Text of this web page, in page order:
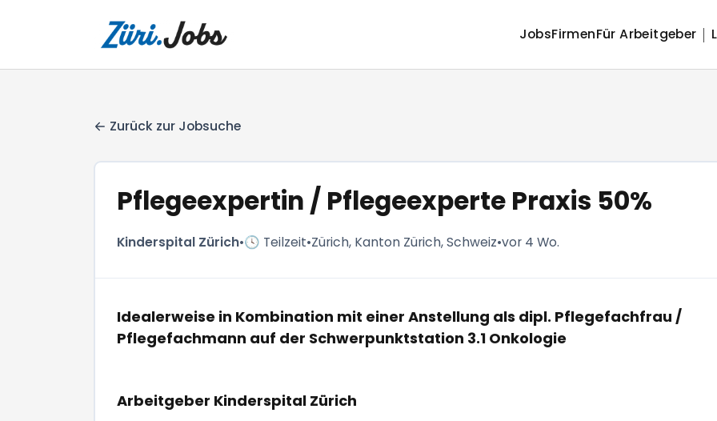
JobsFirmenFür Arbeitgeber
Zurück zur Jobsuche
Pflegeexpertin / Pflegeexperte Praxis 50%
Kinderspital Zürich•🕓 Teilzeit•Zürich, Kanton Zürich, Schweiz•vor 4 Wo.
Idealerweise in Kombination mit einer Anstellung als dipl. Pflegefachfrau /
Pflegefachmann auf der Schwerpunktstation 3.1 Onkologie
Arbeitgeber Kinderspital Zürich